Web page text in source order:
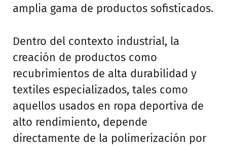
amplia gama de productos sofisticados.
Dentro del contexto industrial, la
creación de productos como
recubrimientos de alta durabilidad y
textiles especializados, tales como
aquellos usados en ropa deportiva de
alto rendimiento, depende
directamente de la polimerización por